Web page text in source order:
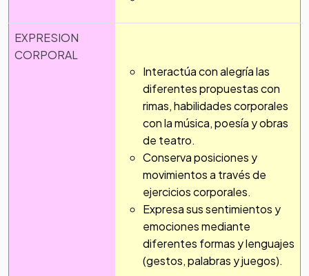
EXPRESION
CORPORAL
Interactúa con alegría las
diferentes propuestas con
rimas, habilidades corporales
con la música, poesía y obras
de teatro.
Conserva posiciones y
movimientos a través de
ejercicios corporales.
Expresa sus sentimientos y
emociones mediante
diferentes formas y lenguajes
(gestos, palabras y juegos).